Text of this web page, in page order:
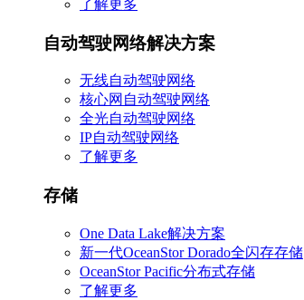
了解更多
自动驾驶网络解决方案
无线自动驾驶网络
核心网自动驾驶网络
全光自动驾驶网络
IP自动驾驶网络
了解更多
存储
One Data Lake解决方案
新一代OceanStor Dorado全闪存存储
OceanStor Pacific分布式存储
了解更多